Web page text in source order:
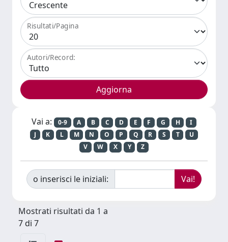
Risultati/Pagina
Autori/Record:
Vai a: 0-9 A B C D E F G H
I
J
K L M N O P Q R S T
U
V
W X Y Z
o inserisci le iniziali:
Mostrati risultati da 1 a
7 di 7